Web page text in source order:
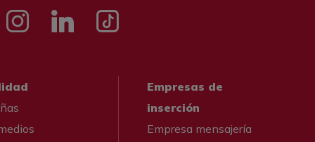
InstagrammLinkedIn Tik tok
Empresas de
inserción
Empresa mensajería